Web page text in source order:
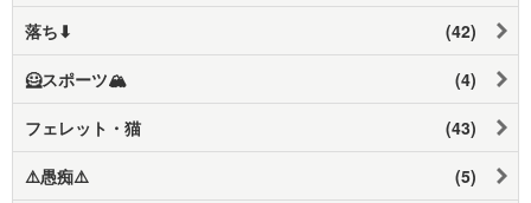
落ち⬇ (42)
🦸スポーツ🏔️ (4)
フェレット・猫 (43)
⚠️愚痴⚠️ (5)